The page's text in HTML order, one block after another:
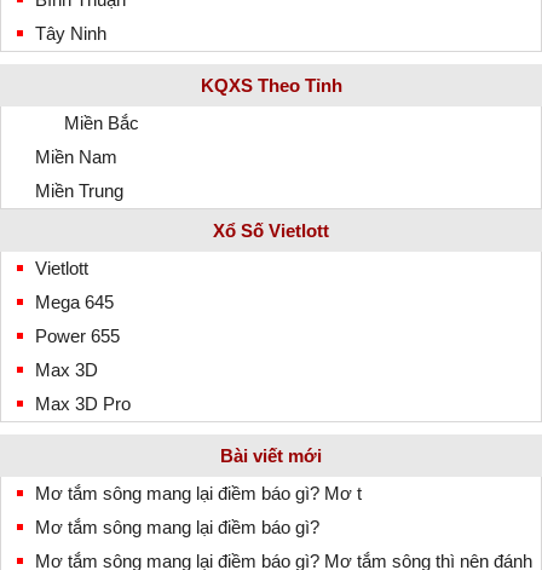
Tây Ninh
KQXS Theo Tỉnh
Miền Bắc
Miền Nam
Miền Trung
Xổ Số Vietlott
Vietlott
Mega 645
Power 655
Max 3D
Max 3D Pro
Bài viết mới
Mơ tắm sông mang lại điềm báo gì? Mơ t
Mơ tắm sông mang lại điềm báo gì?
Mơ tắm sông mang lại điềm báo gì? Mơ tắm sông thì nên đánh